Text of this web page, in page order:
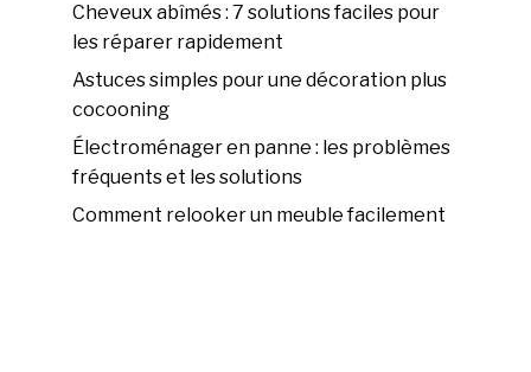
Cheveux abîmés : 7 solutions faciles pour
les réparer rapidement
Astuces simples pour une décoration plus
cocooning
Électroménager en panne : les problèmes
fréquents et les solutions
Comment relooker un meuble facilement